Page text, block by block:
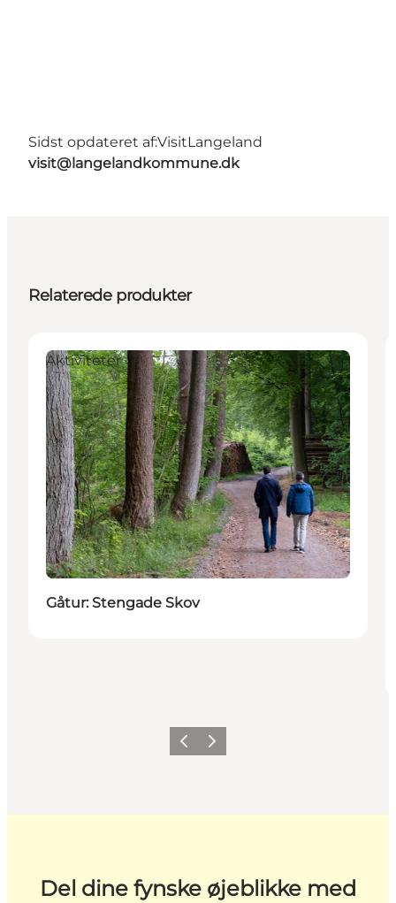
Sidst opdateret af:VisitLangeland
visit@langelandkommune.dk
Relaterede produkter
Aktiviteter
Gåtur: Stengade Skov
ForrigeNæste
Del dine fynske øjeblikke med